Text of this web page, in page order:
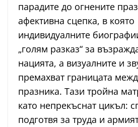
парадите до огнените
афективна сцепка, в която
индивидуалните
„голям разказ“ за
нацията, а визуалните и
премахват границата
празника. Тази тройна
като непрекъснат цикъл:
подготвя за труда и